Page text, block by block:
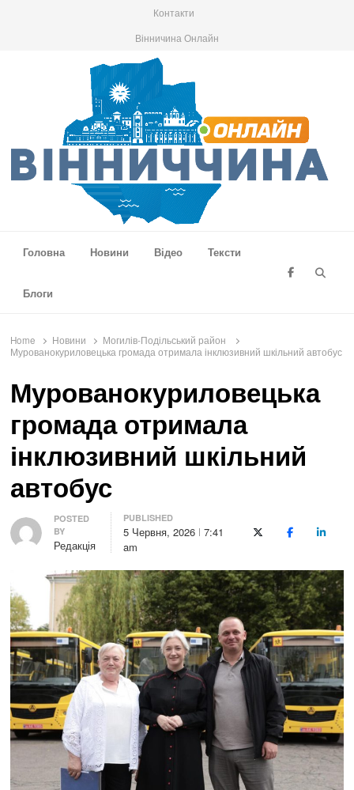
Контакти
Вінничина Онлайн
Головна
Новини Відео Тексти
Блоги
Home Новини
Могилів-Подільський район
Мурованокуриловецька громада отримала інклюзивний шкільний автобус
Мурованокуриловецька
громада отримала
інклюзивний шкільний
автобус
Author
POSTED
BY
Редакція
PUBLISHED
5 Червня, 2026 7:41
am
X (Twitter)Facebook